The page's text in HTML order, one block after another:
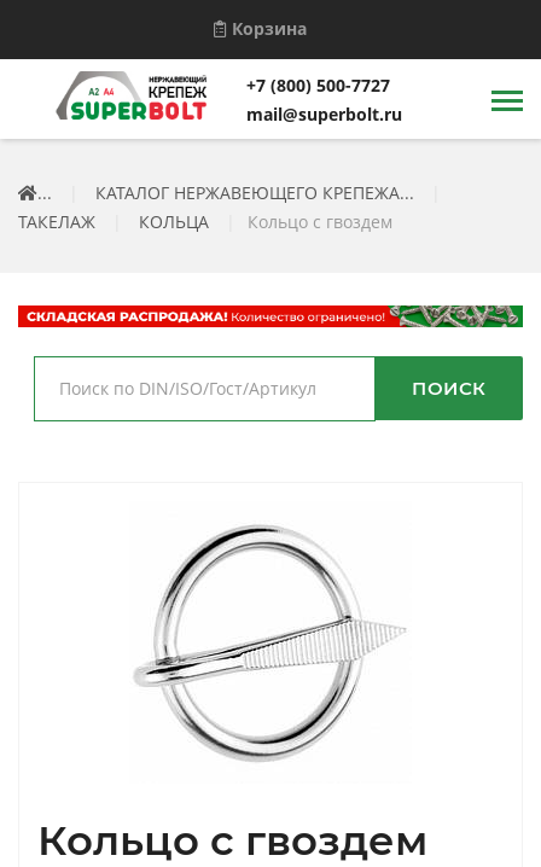
Корзина
+7 (800) 500-7727
mail@superbolt.ru
... КАТАЛОГ НЕРЖАВЕЮЩЕГО КРЕПЕЖА...
ТАКЕЛАЖ
КОЛЬЦА Кольцо с гвоздем
ПОИСК
Кольцо с гвоздем